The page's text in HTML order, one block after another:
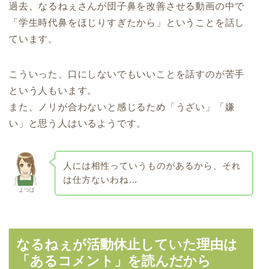
過去、なるねぇさんが団子鼻を改善させる動画の中で
「学生時代鼻をほじりすぎたから」ということを話し
ています。
こういった、口にしないでもいいことを話すのが苦手
という人もいます。
また、ノリが合わないと感じるため「うざい」「嫌
い」と思う人はいるようです。
よつば
人には相性っていうものがあるから、それ
は仕方ないわね…
なるねぇが活動休止していた理由は
「あるコメント」を読んだから